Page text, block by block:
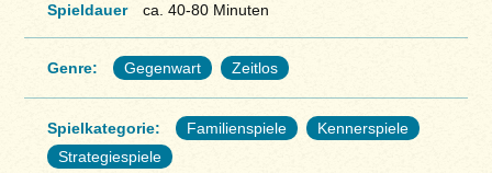
Spieldauer ca. 40-80 Minuten
Genre: Gegenwart Zeitlos
Spielkategorie: Familienspiele
Kennerspiele
Strategiespiele